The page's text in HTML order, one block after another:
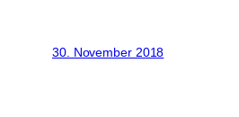
30. November 2018